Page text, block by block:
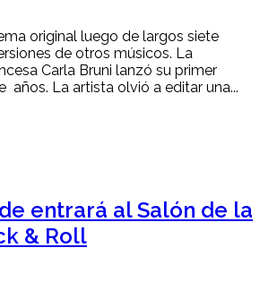
original luego de largos siete
de otros músicos. La
Carla Bruni lanzó su primer
años. La artista olvió a editar una...
entrará al Salón de la
& Roll